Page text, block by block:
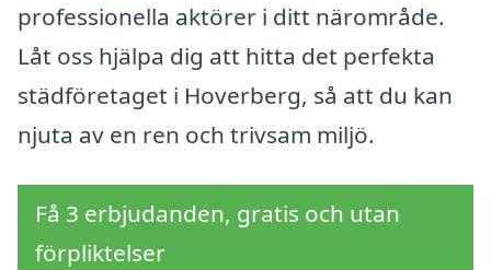
professionella aktörer i ditt närområde.
Låt oss hjälpa dig att hitta det perfekta
städföretaget i Hoverberg, så att du kan
njuta av en ren och trivsam miljö.
Få 3 erbjudanden, gratis och utan
förpliktelser